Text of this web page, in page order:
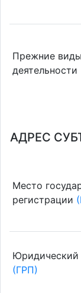
Прежние виды
деятельности
АДРЕС
Место
регистрации
Юридический
(ГРП)